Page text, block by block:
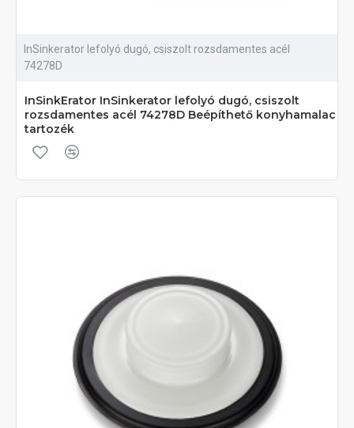
InSinkerator lefolyó dugó, csiszolt rozsdamentes acél
74278D
InSinkErator InSinkerator lefolyó dugó, csiszolt
rozsdamentes acél 74278D Beépíthető konyhamalac
tartozék